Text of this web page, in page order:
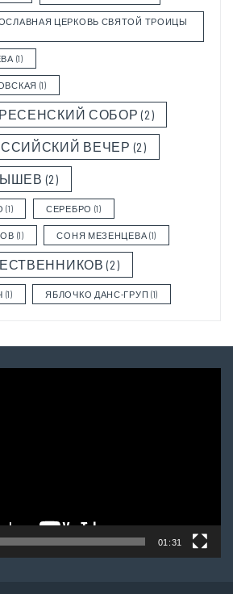
ЦЕРКОВЬ СВЯТОЙ ТРОИЦЫ
(1)
(1)
СОБОР (2)
ВЕЧЕР (2)
(2)
(1) СЕРЕБРО (1)
(1) СОНЯ МЕЗЕНЦЕВА (1)
(2)
(1) ЯБЛОЧКО ДАНС-ГРУП (1)
01:31